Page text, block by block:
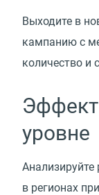
Выходите в
кампанию с
количество и
уровне
в регионах